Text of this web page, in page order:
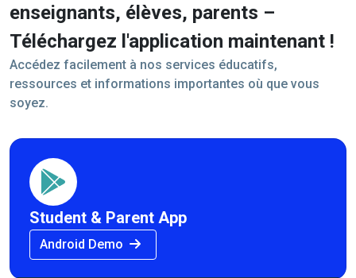
enseignants, élèves, parents –
Téléchargez l'application maintenant !
Accédez facilement à nos services éducatifs,
ressources et informations importantes où que vous
soyez.
Student & Parent App
Android Demo